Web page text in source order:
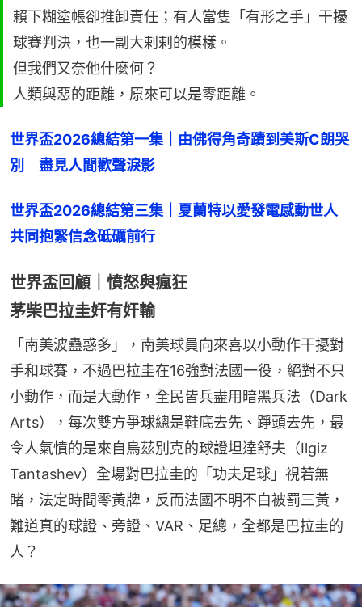
賴下糊塗帳卻推卸責任；有人當隻「有形之手」干擾
球賽判決，也一副大剌剌的模樣。
但我們又奈他什麼何？
人類與惡的距離，原來可以是零距離。
世界盃2026總結第一集｜由佛得角奇蹟到美斯C朗哭
別　盡見人間歡聲淚影
世界盃2026總結第三集｜夏蘭特以愛發電感動世人
共同抱緊信念砥礪前行
世界盃回顧｜憤怒與瘋狂
茅柴巴拉圭奸有奸輸
「南美波蠱惑多」，南美球員向來喜以小動作干擾對
手和球賽，不過巴拉圭在16強對法國一役，絕對不只
小動作，而是大動作，全民皆兵盡用暗黑兵法（Dark
Arts），每次雙方爭球總是鞋底去先、踭頭去先，最
令人氣憤的是來自烏茲別克的球證坦達舒夫（Ilgiz
Tantashev）全場對巴拉圭的「功夫足球」視若無
睹，法定時間零黃牌，反而法國不明不白被罰三黃，
難道真的球證、旁證、VAR、足總，全都是巴拉圭的
人？